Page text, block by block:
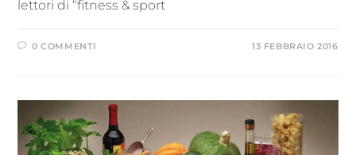
lettori di “fitness & sport
0 COMMENTI 13 FEBBRAIO 2016